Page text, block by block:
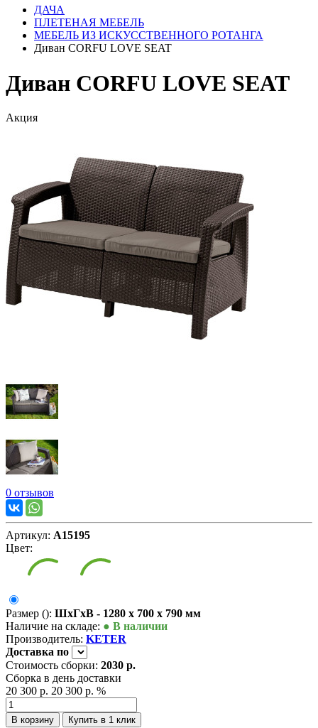
ДАЧА
ПЛЕТЕНАЯ МЕБЕЛЬ
МЕБЕЛЬ ИЗ ИСКУССТВЕННОГО РОТАНГА
Диван CORFU LOVE SEAT
Диван CORFU LOVE SEAT
Акция
0 отзывов
Артикул: А15195
Цвет:
Размер (): ШxГxВ - 1280 x 700 x 790 мм
Наличие на складе: ● В наличии
Производитель: KETER
Доставка по
Стоимость сборки: 2030 р.
Сборка в день доставки
20 300 р. 20 300 р. %
В корзину Купить в 1 клик